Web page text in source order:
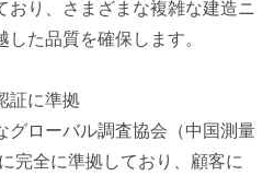
おり、さまざまな複雑な建造ニ
た品質を確保します。
証に準拠
グローバル調査協会（中国測量
完全に準拠しており、顧客に